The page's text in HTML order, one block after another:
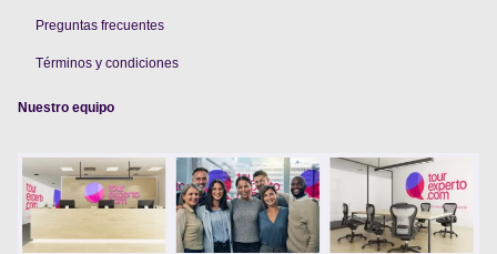
Preguntas frecuentes
Términos y condiciones
Nuestro equipo